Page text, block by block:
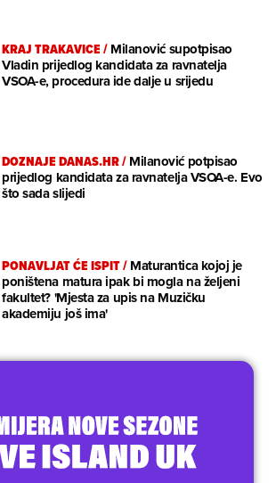
KRAJ TRAKAVICE/Milanović supotpisao
Vladin prijedlog kandidata za ravnatelja
VSOA-e, procedura ide dalje u srijedu
DOZNAJE DANAS.HR/Milanović potpisao
prijedlog kandidata za ravnatelja VSOA-e. Evo
što sada slijedi
PONAVLJAT ĆE ISPIT/Maturantica kojoj je
poništena matura ipak bi mogla na željeni
fakultet? 'Mjesta za upis na Muzičku
akademiju još ima'